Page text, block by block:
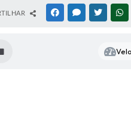
FACEBOOKMESSENGER
TWITTER